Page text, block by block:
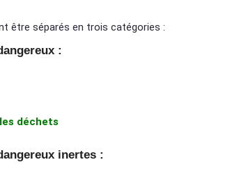
être séparés en trois catégories :
:
déchets
inertes :